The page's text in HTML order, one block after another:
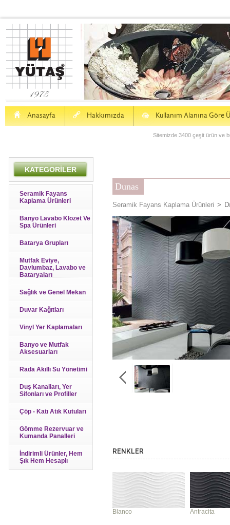
Anasayfa
H Hakkımızda
a Kullanım Alanına Göre
S
Sitemizde 3400 çeşit ürün ve
KATEGORİLER
Seramik Fayans
Kaplama Ürünleri
Banyo Lavabo Klozet Ve
Spa Ürünleri
Batarya Grupları
Mutfak Eviye,
Davlumbaz, Lavabo ve
Bataryaları
Sağlık ve Genel Mekan
Duvar Kağıtları
Vinyl Yer Kaplamaları
Banyo ve Mutfak
Aksesuarları
Rada Akıllı Su Yönetimi
Duş Kanalları, Yer
Sifonları ve Profiller
Çöp - Katı Atık Kutuları
Gömme Rezervuar ve
Kumanda Panalleri
İndirimli Ürünler, Hem
Şık Hem Hesaplı
Dunas
Seramik Fayans Kaplama Ürünleri >
RENKLER
Blanco Antracita